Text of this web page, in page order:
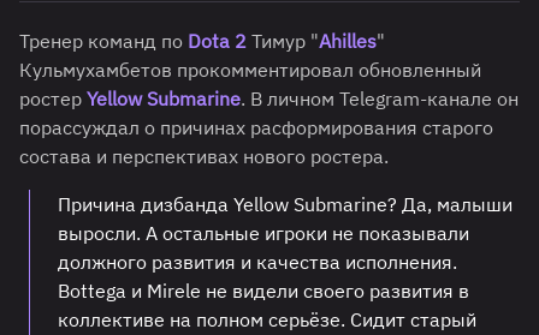
Тренер команд по Dota 2 Тимур "Ahilles"
Кульмухамбетов прокомментировал обновленный
ростер Yellow Submarine. В личном Telegram-канале он
порассуждал о причинах расформирования старого
состава и перспективах нового ростера.
Причина дизбанда Yellow Submarine? Да, малыши
выросли. А остальные игроки не показывали
должного развития и качества исполнения.
Bottega и Mirele не видели своего развития в
коллективе на полном серьёзе. Сидит старый